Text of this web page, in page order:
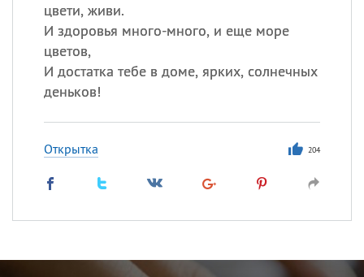
цвети, живи.
И здоровья много-много, и еще море
цветов,
И достатка тебе в доме, ярких, солнечных
деньков!
Открытка 204